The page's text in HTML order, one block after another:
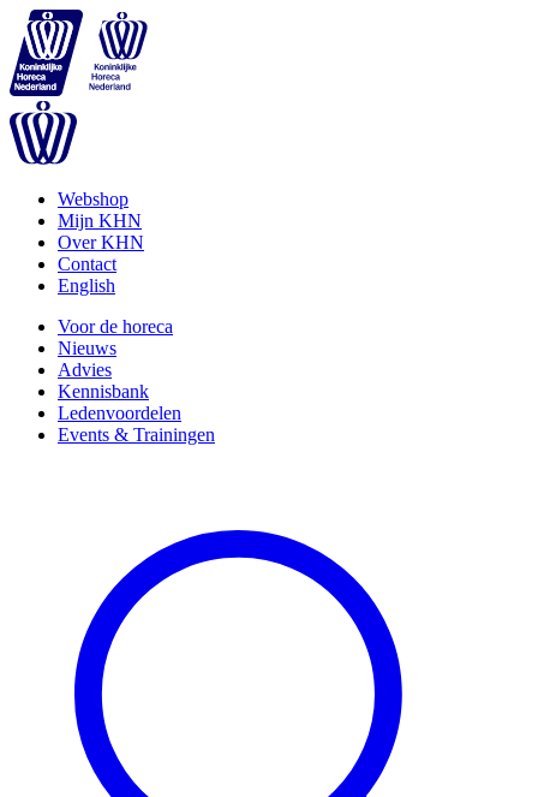
Webshop
Mijn KHN
Over KHN
Contact
English
Voor de horeca
Nieuws
Advies
Kennisbank
Ledenvoordelen
Events & Trainingen